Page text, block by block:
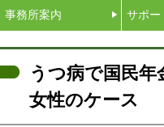
事務所案内 サポー
うつ病で国民
女性のケース